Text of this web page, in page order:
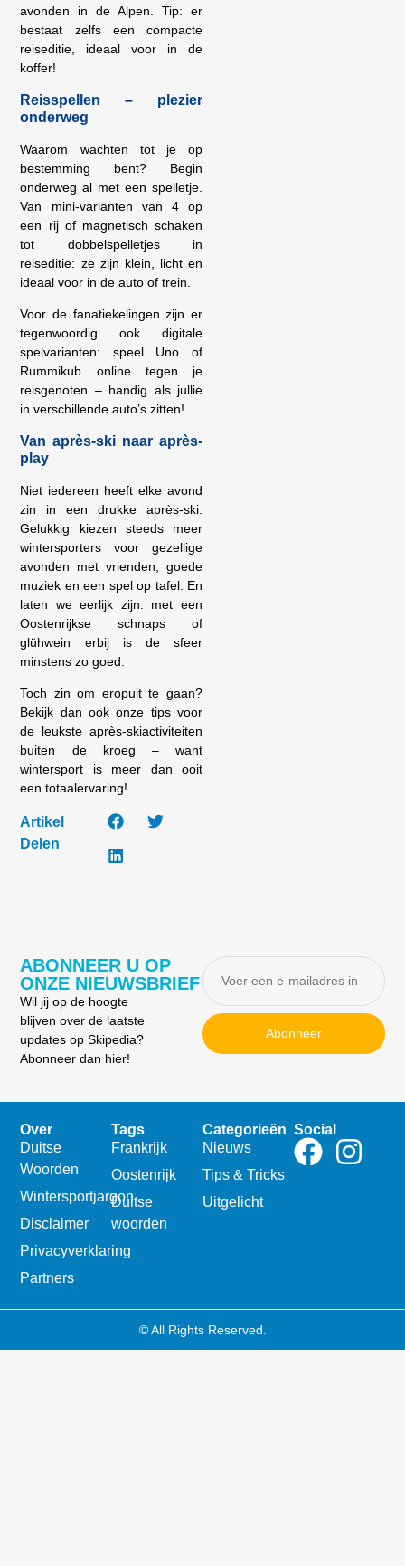
avonden in de Alpen. Tip: er
bestaat zelfs een compacte
reiseditie, ideaal voor in de
koffer!
Reisspellen – plezier
onderweg
Waarom wachten tot je op
bestemming bent? Begin
onderweg al met een spelletje.
Van mini-varianten van 4 op
een rij of magnetisch schaken
tot dobbelspelletjes in
reiseditie: ze zijn klein, licht en
ideaal voor in de auto of trein.
Voor de fanatiekelingen zijn er
tegenwoordig ook digitale
spelvarianten: speel Uno of
Rummikub online tegen je
reisgenoten – handig als jullie
in verschillende auto’s zitten!
Van après-ski naar après-
play
Niet iedereen heeft elke avond
zin in een drukke après-ski.
Gelukkig kiezen steeds meer
wintersporters voor gezellige
avonden met vrienden, goede
muziek en een spel op tafel. En
laten we eerlijk zijn: met een
Oostenrijkse schnaps of
glühwein erbij is de sfeer
minstens zo goed.
Toch zin om eropuit te gaan?
Bekijk dan ook onze tips voor
de leukste après-skiactiviteiten
buiten de kroeg – want
wintersport is meer dan ooit
een totaalervaring!
Artikel
Delen
ABONNEER U OP
ONZE NIEUWSBRIEF
Wil jij op de hoogte
blijven over de laatste
updates op Skipedia?
Abonneer dan hier!
Abonneer
Over
Duitse
Woorden
Wintersportjargon
Disclaimer
Privacyverklaring
Partners
Tags
Frankrijk
Oostenrijk
Duitse
woorden
Categorieën
Nieuws
Tips & Tricks
Uitgelicht
Social
© All Rights Reserved.